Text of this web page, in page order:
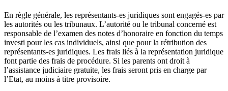
En règle générale, les représentants-es juridiques sont engagés-es par
les autorités ou les tribunaux. L’autorité ou le tribunal concerné est
responsable de l’examen des notes d’honoraire en fonction du temps
investi pour les cas individuels, ainsi que pour la rétribution des
représentants-es juridiques. Les frais liés à la représentation juridique
font partie des frais de procédure. Si les parents ont droit à
l’assistance judiciaire gratuite, les frais seront pris en charge par
l’Etat, au moins à titre provisoire.